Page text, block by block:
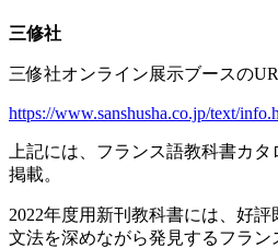
三修社
三修社オンライン展示ブースの
https://www.sanshusha.co.jp/text/
上記には、フランス語教科書カタ
掲載。
2022年度用新刊教科書には、好
文法を深めながら発見するフラン